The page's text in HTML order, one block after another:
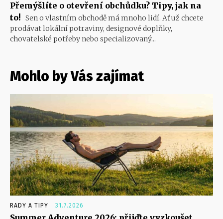
Přemýšlíte o otevření obchůdku? Tipy, jak na
to! Sen o vlastním obchodě má mnoho lidí. Ať už chcete
prodávat lokální potraviny, designové doplňky,
chovatelské potřeby nebo specializovaný...
Mohlo by Vás zajímat
RADY A TIPY 31.7.2026